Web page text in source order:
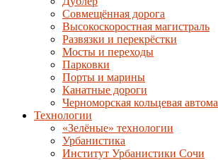
Совмещённая дорога
Высокоскоростная магистраль
Развязки и перекрёстки
Мосты и переходы
Парковки
Порты и марины
Канатные дороги
Черноморская кольцевая
Технологии
«Зелёные» технологии
Урбанистика
Институт Урбанистики Сочи